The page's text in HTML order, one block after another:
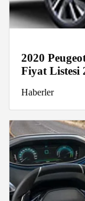
2020
Fiyat Listesi
Haberler